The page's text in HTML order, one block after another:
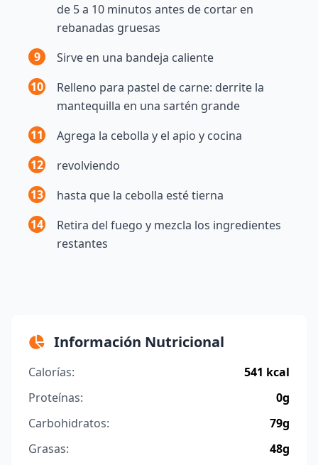
de 5 a 10 minutos antes de cortar en
rebanadas gruesas
9
Sirve en una bandeja caliente
10
Relleno para pastel de carne: derrite la
mantequilla en una sartén grande
11
Agrega la cebolla y el apio y cocina
12
revolviendo
13
hasta que la cebolla esté tierna
14
Retira del fuego y mezcla los ingredientes
restantes
Información Nutricional
Calorías:
541 kcal
Proteínas:
0g
Carbohidratos:
79g
Grasas:
48g